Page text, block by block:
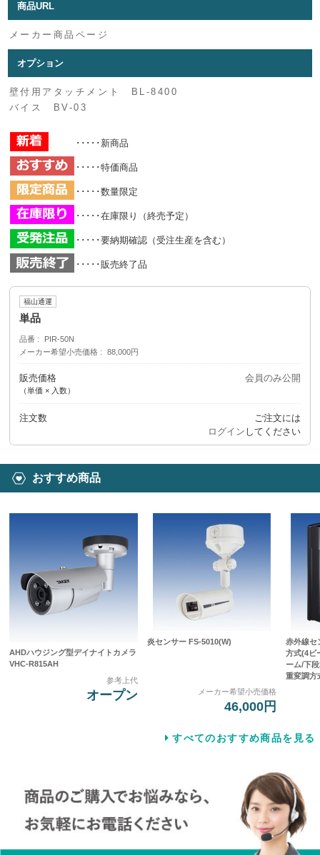
商品URL
メーカー商品ページ
オプション
壁付用アタッチメント BL-8400
バイス BV-03
･････新商品
･････特価商品
･････数量限定
･････在庫限り（終売予定）
･････要納期確認（受注生産を含む）
･････販売終了品
福山通運
単品
品番
PIR-50N
メーカー希望小売価格
88,000円
販売価格
（単価 × 入数）
会員のみ公開
注文数
ご注文には
ログイン してください
おすすめ商品
AHDハウジング型デイナイトカメラ
VHC-R815AH
参考上代
オープン
炎センサー FS-5010(W)
メーカー希望小売価格
46,000円
赤外線セ
方式(4ビ
ーム/下
重変調方
すべてのおすすめ商品を見る